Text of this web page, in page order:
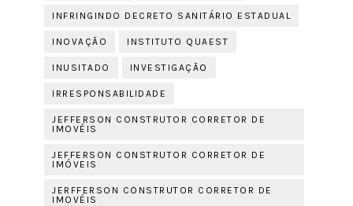
INFRINGINDO DECRETO SANITÁRIO ESTADUAL
INOVAÇÃO INSTITUTO QUAEST
INUSITADO INVESTIGAÇÃO
IRRESPONSABILIDADE
JEFFERSON CONSTRUTOR CORRETOR DE
IMOVÉIS
JEFFERSON CONSTRUTOR CORRETOR DE
IMÓVEIS
JERFFERSON CONSTRUTOR CORRETOR DE
IMOVÉIS